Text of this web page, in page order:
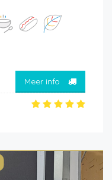
Meer info